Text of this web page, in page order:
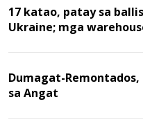
17 katao, patay sa
Ukraine; mga
Dumagat-Remontados,
sa Angat